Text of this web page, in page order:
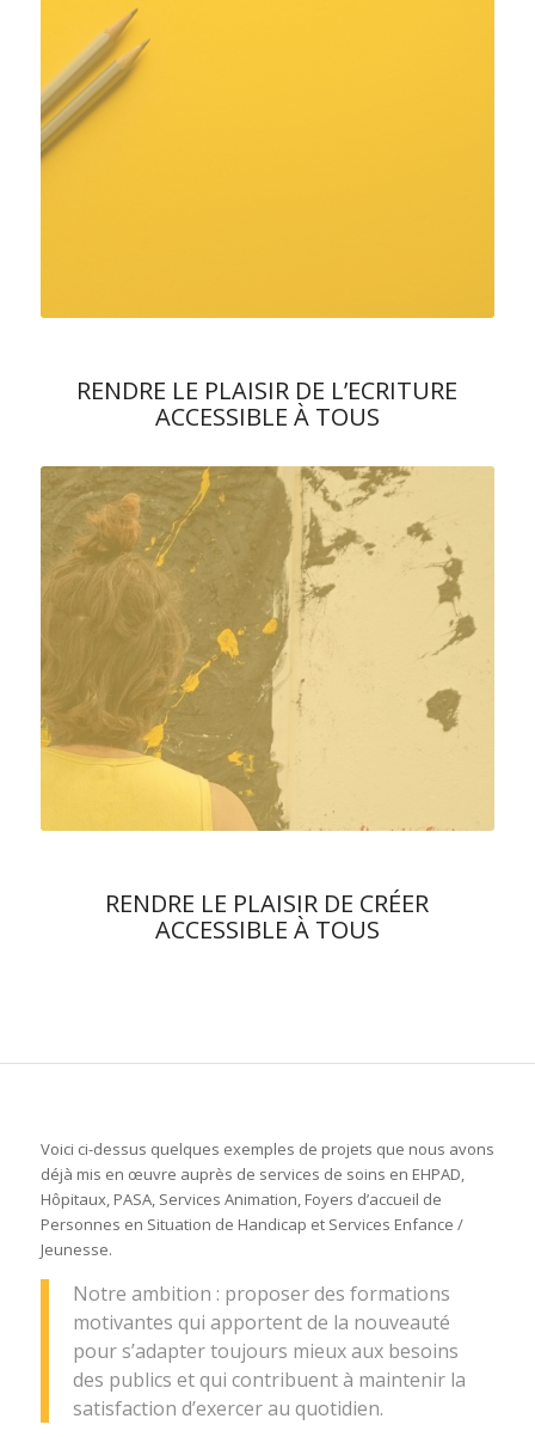
RENDRE LE PLAISIR DE L’ECRITURE
ACCESSIBLE À TOUS
RENDRE LE PLAISIR DE CRÉER
ACCESSIBLE À TOUS
Voici ci-dessus quelques exemples de projets que nous avons
déjà mis en œuvre auprès de services de soins en EHPAD,
Hôpitaux, PASA, Services Animation, Foyers d’accueil de
Personnes en Situation de Handicap et Services Enfance /
Jeunesse.
Notre ambition : proposer des formations
motivantes qui apportent de la nouveauté
pour s’adapter toujours mieux aux besoins
des publics et qui contribuent à maintenir la
satisfaction d’exercer au quotidien.